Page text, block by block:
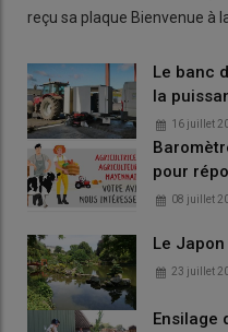
reçu sa plaque Bienvenue à
Le banc
la
16 juillet
pour
08 juillet
Le
23 juillet
Ensilage